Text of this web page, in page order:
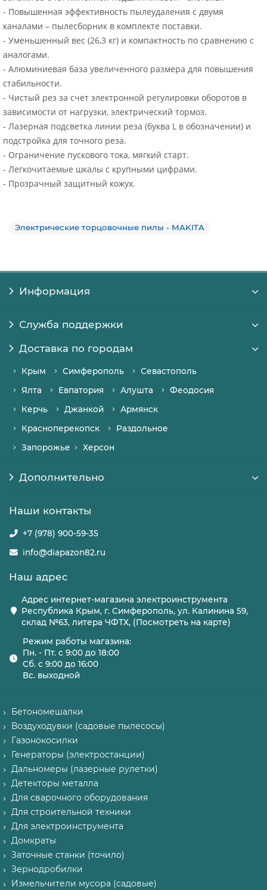
- Повышенная эффективность пылеудаления с двумя
каналами – пылесборник в комплекте поставки.
- Уменьшенный вес (26,3 кг) и компактность по сравнению с
аналогами.
- Алюминиевая база увеличенного размера для повышения
стабильности.
- Чистый рез за счет электронной регулировки оборотов в
зависимости от нагрузки, электрический тормоз.
- Лазерная подсветка линии реза (буква L в обозначении) и
подстройка для точного реза.
- Ограничение пускового тока, мягкий старт.
- Легкочитаемые шкалы с крупными цифрами.
- Прозрачный защитный кожух.
Электрические торцовочные пилы - MAKITA
Информация
Служба поддержки
Доставка по городам
Крым Симферополь
Севастополь
Ялта
Евпатория Алушта
Феодосия
Керчь
Джанкой
Армянск
Красноперекопск
Раздольное
Запорожье
Херсон
Дополнительно
Наши контакты
+7 (978) 900-59-35
info@diapazon82.ru
Наш адрес
Адрес интернет-магазина электроинструмента
Республика Крым, г. Симферополь, ул. Калинина 59,
склад №63, литера ЧФТХ, (Посмотреть на карте)
Режим работы магазина:
Пн. - Пт. с 9:00 до 18:00
Сб. с 9:00 до 16:00
Вс. выходной
Бетономешалки
Воздуходувки (садовые пылесосы)
Газонокосилки
Генераторы (электростанции)
Дальномеры (лазерные рулетки)
Детекторы металла
Для сварочного оборудования
Для строительной техники
Для электроинструмента
Домкраты
Заточные станки (точило)
Зернодробилки
Измельчители мусора (садовые)